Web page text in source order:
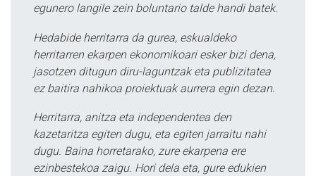
egunero langile zein boluntario talde handi batek.
Hedabide herritarra da gurea, eskualdeko
herritarren ekarpen ekonomikoari esker bizi dena,
jasotzen ditugun diru-laguntzak eta publizitatea
ez baitira nahikoa proiektuak aurrera egin dezan.
Herritarra, anitza eta independentea den
kazetaritza egiten dugu, eta egiten jarraitu nahi
dugu. Baina horretarako, zure ekarpena ere
ezinbestekoa zaigu. Hori dela eta, gure edukien